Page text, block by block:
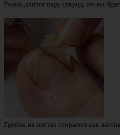
Ролик длится пару секунд, но вы
Грибок на ногтях стирается как